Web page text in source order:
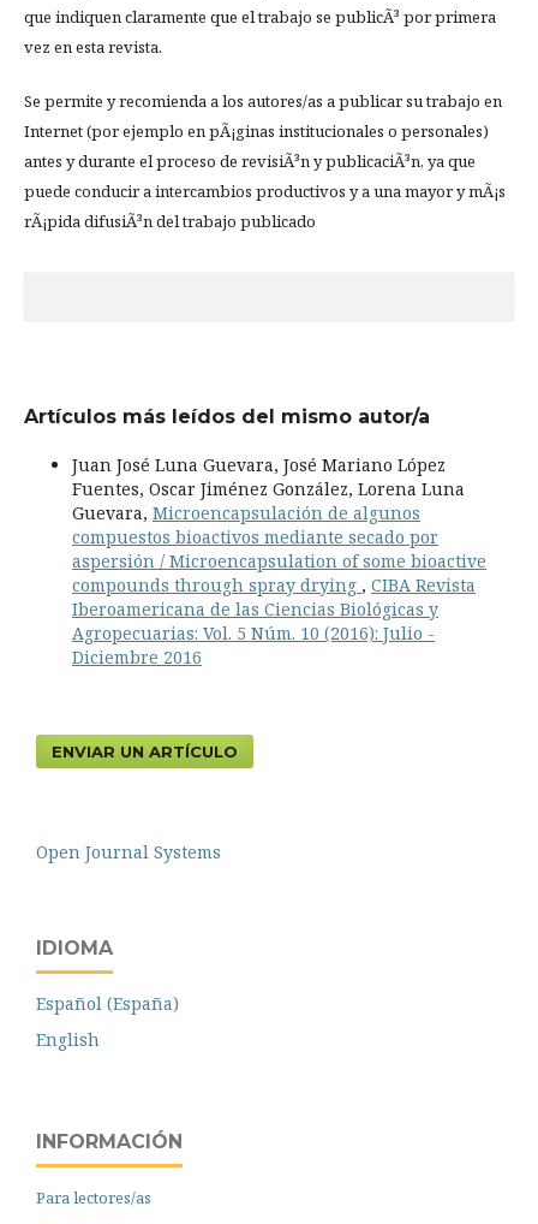
que indiquen claramente que el trabajo se publicÃ³ por primera
vez en esta revista.
Se permite y recomienda a los autores/as a publicar su trabajo en
Internet (por ejemplo en pÃ¡ginas institucionales o personales)
antes y durante el proceso de revisiÃ³n y publicaciÃ³n, ya que
puede conducir a intercambios productivos y a una mayor y mÃ¡s
rÃ¡pida difusiÃ³n del trabajo publicado
Artículos más leídos del mismo autor/a
Juan José Luna Guevara, José Mariano López
Fuentes, Oscar Jiménez González, Lorena Luna
Guevara, Microencapsulación de algunos
compuestos bioactivos mediante secado por
aspersión / Microencapsulation of some bioactive
compounds through spray drying , CIBA Revista
Iberoamericana de las Ciencias Biológicas y
Agropecuarias: Vol. 5 Núm. 10 (2016): Julio -
Diciembre 2016
ENVIAR UN ARTÍCULO
Open Journal Systems
IDIOMA
Español (España)
English
INFORMACIÓN
Para lectores/as